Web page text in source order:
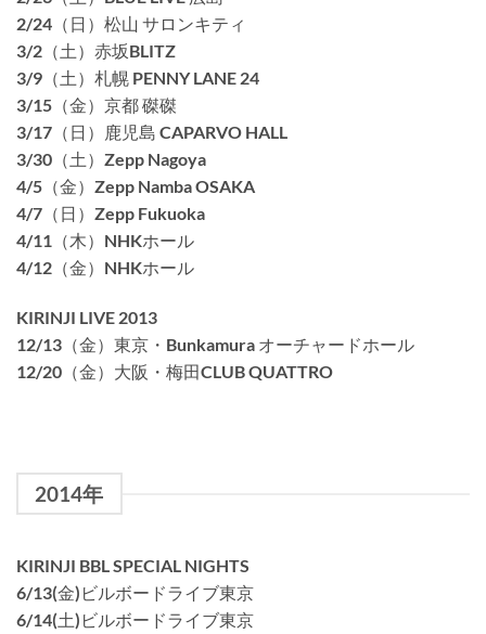
2/24（日）松山 サロンキティ
3/2（土）赤坂BLITZ
3/9（土）札幌 PENNY LANE 24
3/15（金）京都 磔磔
3/17（日）鹿児島 CAPARVO HALL
3/30（土）Zepp Nagoya
4/5（金）Zepp Namba OSAKA
4/7（日）Zepp Fukuoka
4/11（木）NHKホール
4/12（金）NHKホール
KIRINJI LIVE 2013
12/13（金）東京・Bunkamura オーチャードホール
12/20（金）大阪・梅田CLUB QUATTRO
2014年
KIRINJI BBL SPECIAL NIGHTS
6/13(金)ビルボードライブ東京
6/14(土)ビルボードライブ東京